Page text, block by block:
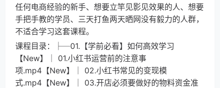
任何电商经验的新手、想要立竿见影见效果的人、想要
手把手教的学员、三天打鱼两天晒网没有毅力的人群，
不适合学习这套课程。
课程目录：├─01.【学前必看】如何高效学习
【New】│ 01.小红书运营前的注意事
项.mp4【New】│ 02.小红书常见的变现模
式.mp4【New】│ 03.开店必须要做好的物料资金准